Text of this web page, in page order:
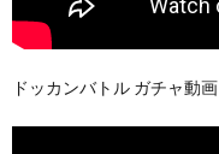
ドッカンバトル ガチャ動画